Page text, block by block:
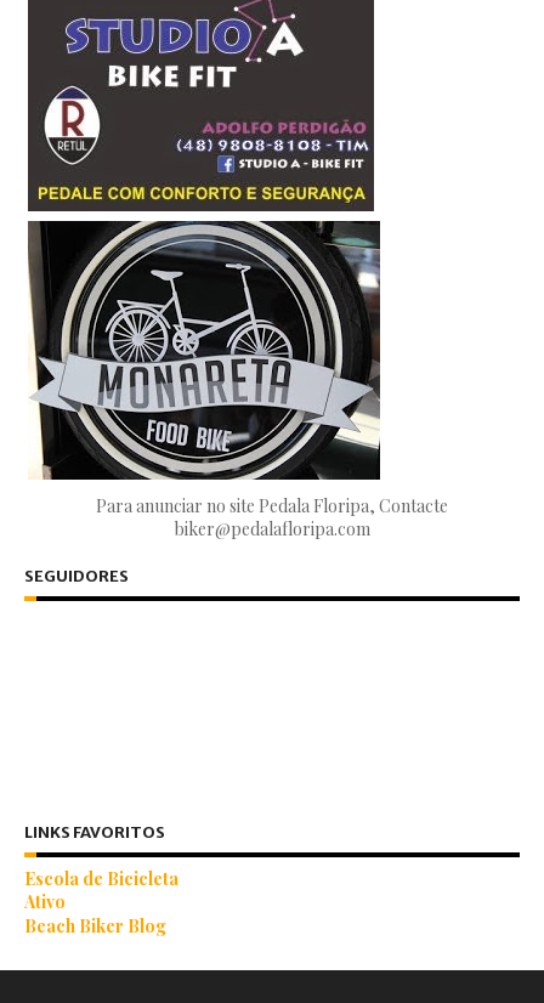
Para anunciar no site Pedala Floripa, Contacte
biker@pedalafloripa.com
SEGUIDORES
LINKS FAVORITOS
Escola de Bicicleta
Ativo
Beach Biker Blog